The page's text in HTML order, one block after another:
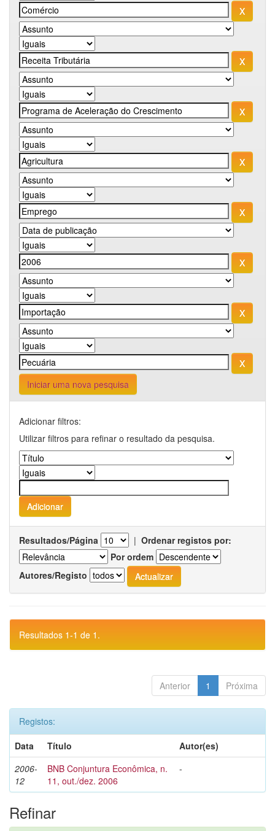
Iniciar uma nova pesquisa
Adicionar filtros:
Utilizar filtros para refinar o resultado da pesquisa.
Resultados/Página | Ordenar registos por:
Por ordem
Autores/Registo
Resultados 1-1 de 1.
Anterior 1 Próxima
Registos:
Data
Título
Autor(es)
2006-
12
BNB Conjuntura Econômica, n.
11, out./dez. 2006
-
Refinar